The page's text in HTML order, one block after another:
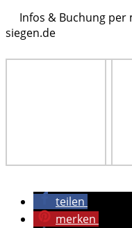
Infos & Buchung per
siegen.de
teilen
merken